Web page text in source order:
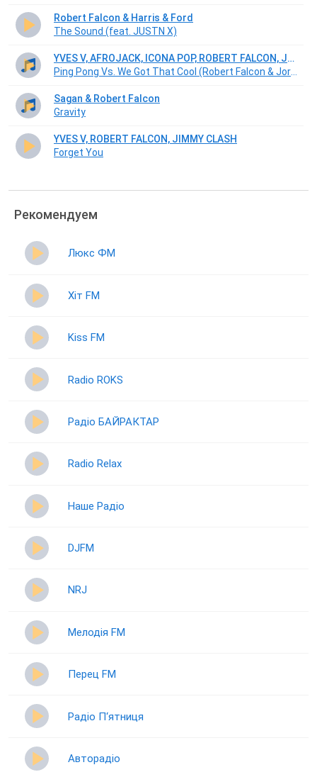
Robert Falcon & Harris & Ford
The Sound (feat. JUSTN X)
YVES V, AFROJACK, ICONA POP, ROBERT FALCON, JORDAN JAY, AVIGATE
Ping Pong Vs. We Got That Cool (Robert Falcon & Jordan Jay Remix) (Played by Yves V Mainstage TML ATW 2021)
Sagan & Robert Falcon
Gravity
YVES V, ROBERT FALCON, JIMMY CLASH
Forget You
Рекомендуем
Люкс ФМ
Хіт FM
Kiss FM
Radio ROKS
Радіо БАЙРАКТАР
Radio Relax
Наше Радіо
DJFM
NRJ
Мелодія FM
Перец FM
Радіо П‘ятниця
Авторадіо